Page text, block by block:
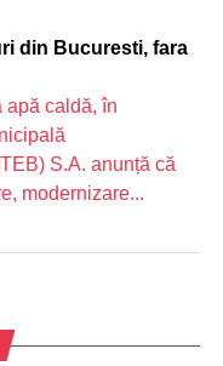
din Bucuresti, fara
apă caldă, în
S.A. anunță că
modernizare...